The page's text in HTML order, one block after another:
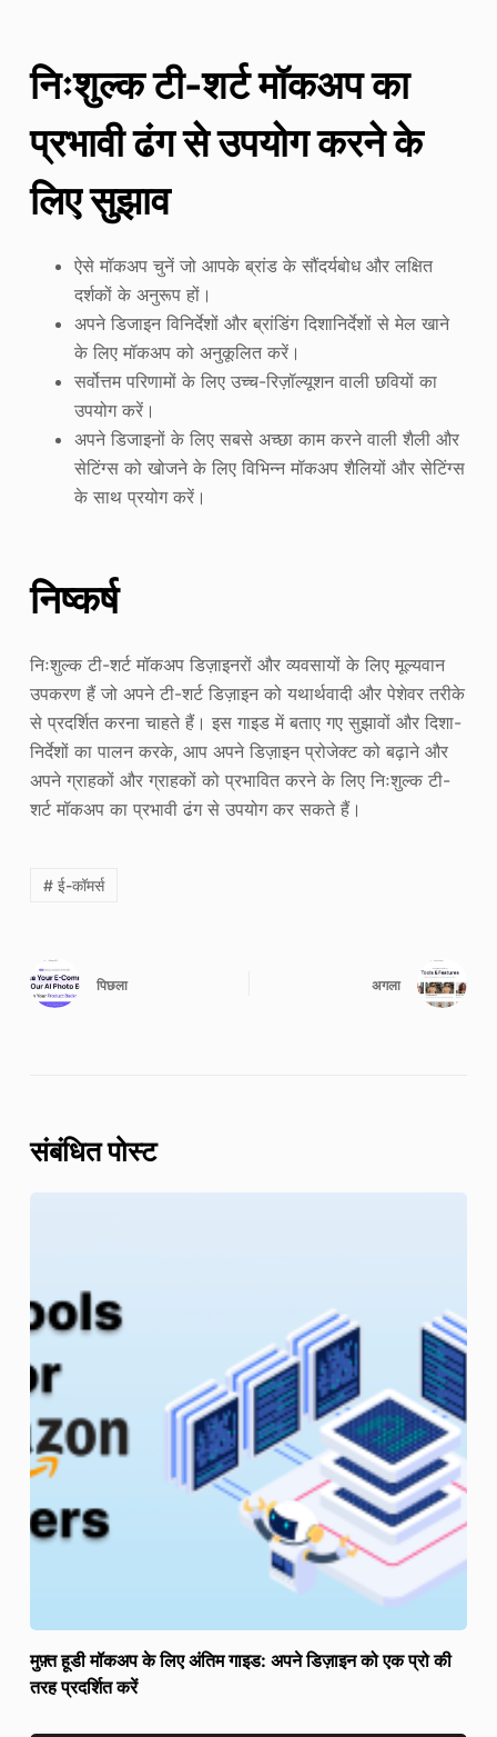
निःशुल्क टी-शर्ट मॉकअप का
प्रभावी ढंग से उपयोग करने के
लिए सुझाव
ऐसे मॉकअप चुनें जो आपके ब्रांड के सौंदर्यबोध और लक्षित
दर्शकों के अनुरूप हों।
अपने डिजाइन विनिर्देशों और ब्रांडिंग दिशानिर्देशों से मेल खाने
के लिए मॉकअप को अनुकूलित करें।
सर्वोत्तम परिणामों के लिए उच्च-रिज़ॉल्यूशन वाली छवियों का
उपयोग करें।
अपने डिजाइनों के लिए सबसे अच्छा काम करने वाली शैली और
सेटिंग्स को खोजने के लिए विभिन्न मॉकअप शैलियों और सेटिंग्स
के साथ प्रयोग करें।
निष्कर्ष
निःशुल्क टी-शर्ट मॉकअप डिज़ाइनरों और व्यवसायों के लिए मूल्यवान
उपकरण हैं जो अपने टी-शर्ट डिज़ाइन को यथार्थवादी और पेशेवर तरीके
से प्रदर्शित करना चाहते हैं। इस गाइड में बताए गए सुझावों और दिशा-
निर्देशों का पालन करके, आप अपने डिज़ाइन प्रोजेक्ट को बढ़ाने और
अपने ग्राहकों और ग्राहकों को प्रभावित करने के लिए निःशुल्क टी-
शर्ट मॉकअप का प्रभावी ढंग से उपयोग कर सकते हैं।
# ई-कॉमर्स
पिछला अगला
संबंधित पोस्ट
मुफ़्त हूडी मॉकअप के लिए अंतिम गाइड: अपने डिज़ाइन को एक प्रो की
तरह प्रदर्शित करें